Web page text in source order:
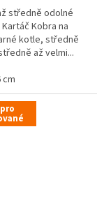
středně odolné
Kobra na
kotle, středně
až velmi...
cm